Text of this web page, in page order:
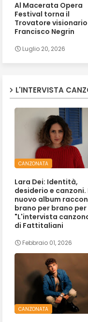
Al Macerata Opera
Festival torna il
Trovatore
Francisco Negrin
Luglio 20, 2026
L'INTERVISTA
CANZONATA
Lara Dei: Identità,
desiderio e canzoni.
nuovo album
brano per brano per
"L'intervista
di Fattitaliani
Febbraio 01, 2026
CANZONATA